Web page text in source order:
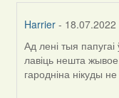
Harrier - 18.07.2022
In
reply
to
Ад лені тыя
лавіць нешта
гародніна нікуды